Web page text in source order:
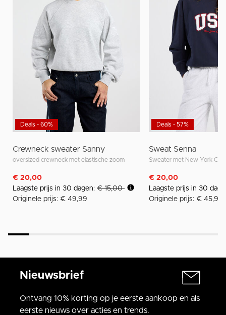
Deals - 60%
Crewneck sweater Sanny
oversized crewneck met elastische zoom
€ 20,00
Laagste prijs in 30 dagen: € 15,00
Originele prijs: € 49,99
Deals - 57%
Sweat Senna
Sweater met New York
€ 20,00
Laagste prijs in 30
Originele prijs: € 45,99
Nieuwsbrief
Ontvang 10% korting op je eerste aankoop en als
eerste nieuws over acties en trends.